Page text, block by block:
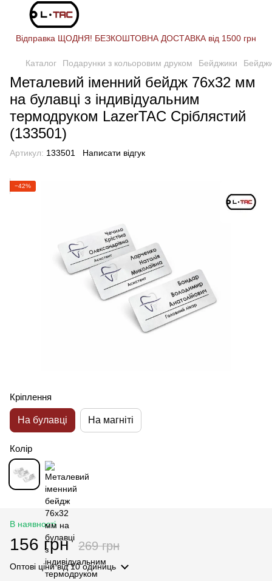
Відправка ЩОДНЯ! БЕЗКОШТОВНА ДОСТАВКА від 1500 грн
Каталог Подарунки з кольоровим друком Бейджики
Металевий іменний бейдж 76х32 мм
на булавці з індивідуальним
термодруком LazerTAC Сріблястий
(133501)
Артикул: 133501 Написати відгук
−42%
Кріплення
На булавці На магніті
Колір
В наявності
156 грн 269 грн
Оптові цінивід 10 одиниць